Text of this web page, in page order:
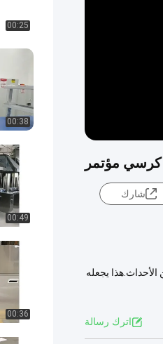
كرسي مؤتمر
شارك
يجعله
اترك رسالة
00:25
00:38
00:49
00:36